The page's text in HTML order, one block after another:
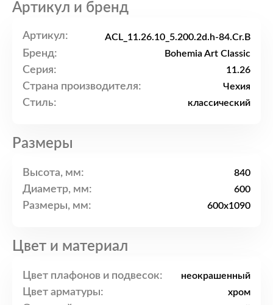
Артикул и бренд
Артикул: ACL_11.26.10_5.200.2d.h-84.Cr.B
Бренд: Bohemia Art Classic
Серия: 11.26
Страна производителя: Чехия
Стиль: классический
Размеры
Высота, мм: 840
Диаметр, мм: 600
Размеры, мм: 600x1090
Цвет и материал
Цвет плафонов и подвесок: неокрашенный
Цвет арматуры: хром